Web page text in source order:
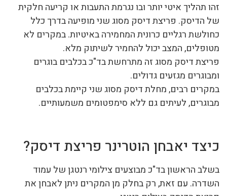
זהו תהליך איטי יותר ובו נגרמת התעבות או קריעה חלקית
של הדיסק. פריצת דיסק מסוג שני מופיעה בדרך כלל
כחולשת רגליים כרונית המחמירה באיטיות. במקרים לא
מטופלים, המצב יכול להחמיר לשיתוק מלא.
פריצת דיסק מסוג זה מתרחשת בד"כ בכלבים בוגרים
ומבוגרים מגזעים גדולים.
במקרים רבים, מחלת דיסק מסוג שני קיימת בכלבים
מבוגרים, לעיתים גם ללא סימפטומים משמעותיים.
כיצד יאבחן הוטרינר פריצת דיסק?
בשלב הראשון בד"כ מבוצעים צילומי רנטגן של עמוד
השדרה. עם זאת, רק בחלק מן המקרים ניתן לאבחן את